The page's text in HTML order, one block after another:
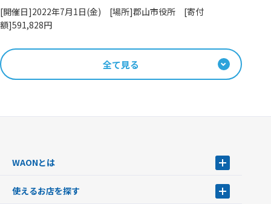
[開催日]2022年7月1日(金) [場所]郡山市役所 [寄付
額]591,828円
全て見る
WAONとは
WAONを申込む
使えるお店を探す